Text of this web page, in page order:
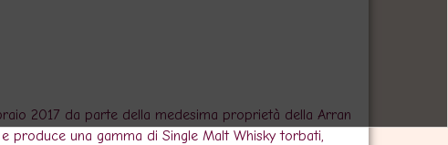
2017 da parte della medesima proprietà della Arran
produce una gamma di Single Malt Whisky torbati,